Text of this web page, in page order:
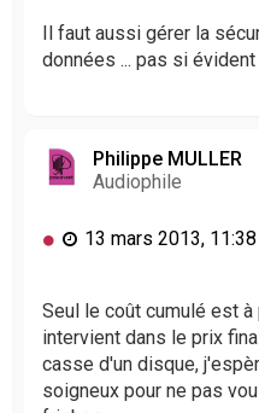
Il faut aussi gérer la
données ... pas si
Philippe MULLER
Audiophile
M
s
a
e
n
13 mars 2013, 11:38
Seul le coût cumulé est
intervient dans le prix
casse d'un disque,
soigneux pour ne pas